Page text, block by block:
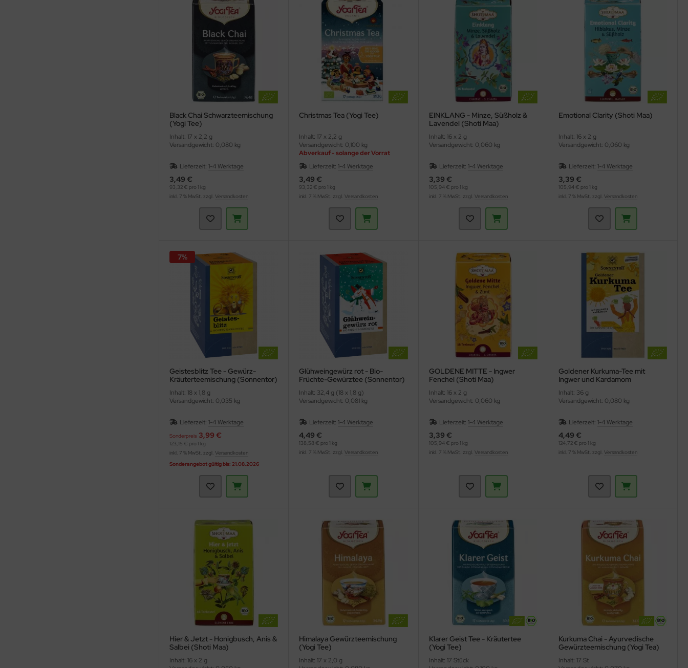
Black Chai Schwarzteemischung
(Yogi Tee)
Inhalt: 17 x 2,2 g
Versandgewicht: 0,080 kg
Lieferzeit: 1-4 Werktage
3,49 €
93,32 € pro 1 kg
inkl. 7 % MwSt. zzgl. Versandkosten
Christmas Tea (Yogi Tee)
Inhalt: 17 x 2,2 g
Versandgewicht: 0,100 kg
Abverkauf - solange der Vorrat
reicht
Lieferzeit:1-4 Werktage
3,49 €
93,32 € pro 1 kg
inkl. 7 % MwSt. zzgl.Versandkosten
EINKLANG - Minze, Süßholz &
Lavendel (Shoti Maa)
Inhalt: 16 x 2 g
Versandgewicht: 0,060 kg
Lieferzeit: 1-4 Werktage
3,39 €
105,94 € pro 1 kg
inkl. 7 % MwSt. zzgl. Versandkosten
Emotional Clarity (Shoti Maa)
Inhalt: 16 x 2 g
Versandgewicht: 0,060 kg
Lieferzeit: 1-4 Werktage
3,39 €
105,94 € pro 1 kg
inkl. 7 % MwSt. zzgl. Versandkosten
Geistesblitz Tee - Gewürz-
Kräuterteemischung (Sonnentor)
Inhalt: 18 x 1,8 g
Versandgewicht: 0,035 kg
Lieferzeit: 1-4 Werktage
Sonderpreis 3,99 €
7%
123,15 € pro 1 kg
inkl. 7 % MwSt. zzgl. Versandkosten
Sonderangebot gültig bis: 21.08.2026
Glühweingewürz rot - Bio-
Früchte-Gewürztee (Sonnentor)
Inhalt: 32,4 g (18 x 1,8 g)
Versandgewicht: 0,081 kg
Lieferzeit:1-4 Werktage
4,49 €
138,58 € pro 1 kg
inkl. 7 % MwSt. zzgl.Versandkosten
GOLDENE MITTE - Ingwer
Fenchel (Shoti Maa)
Inhalt: 16 x 2 g
Versandgewicht: 0,060 kg
Lieferzeit: 1-4 Werktage
3,39 €
105,94 € pro 1 kg
inkl. 7 % MwSt. zzgl. Versandkosten
Goldener Kurkuma-Tee mit
Ingwer und Kardamom
Inhalt: 36 g
Versandgewicht: 0,080 kg
Lieferzeit: 1-4 Werktage
4,49 €
124,72 € pro 1 kg
inkl. 7 % MwSt. zzgl. Versandkosten
Hier & Jetzt - Honigbusch, Anis &
Salbei (Shoti Maa)
Inhalt: 16 x 2 g
Himalaya Gewürzteemischung
(Yogi Tee)
Inhalt: 17 x 2,0 g
Klarer Geist Tee - Kräutertee
(Yogi Tee)
Inhalt: 17 Stück
Kurkuma Chai - Ayurvedische
Gewürzteemischung (Yogi Tea)
Inhalt: 17 St